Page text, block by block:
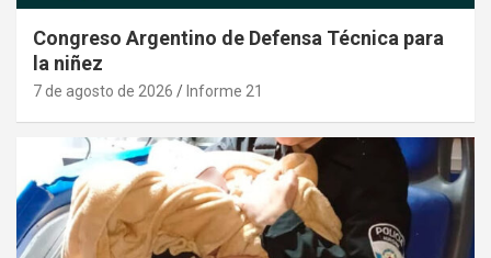
Congreso Argentino de Defensa Técnica para
la niñez
7 de agosto de 2026 Informe 21